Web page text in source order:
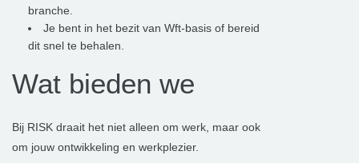
branche.
Je bent in het bezit van Wft-basis of bereid
dit snel te behalen.
Wat bieden we
Bij RISK draait het niet alleen om werk, maar ook
om jouw ontwikkeling en werkplezier.